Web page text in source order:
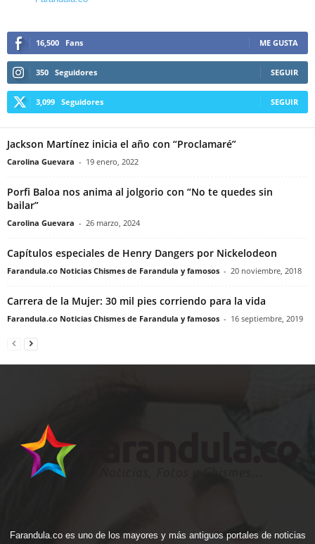
16,500 Fans ME GUSTA
350 Seguidores SEGUIR
3,099 Seguidores SEGUIR
Jackson Martínez inicia el año con “Proclamaré”
Carolina Guevara - 19 enero, 2022
Porfi Baloa nos anima al jolgorio con “No te quedes sin
bailar”
Carolina Guevara - 26 marzo, 2024
Capítulos especiales de Henry Dangers por Nickelodeon
Farandula.co Noticias Chismes de Farandula y famosos - 20 noviembre, 2018
Carrera de la Mujer: 30 mil pies corriendo para la vida
Farandula.co Noticias Chismes de Farandula y famosos - 16 septiembre, 2019
Farandula.co es uno de los mayores y más antiguos portales de noticias